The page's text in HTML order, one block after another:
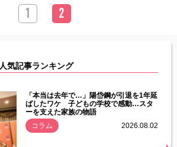
1 2
人気記事ランキング
「本当は去年で…」陽岱鋼が引退を1年延
ばしたワケ 子どもの学校で感動…スタ
ーを支えた家族の物語
コラム
2026.08.02